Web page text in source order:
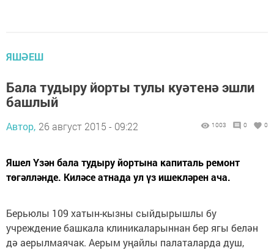
ЯШӘЕШ
Бала тудыру йорты тулы куәтенә эшли
башлый
Автор, 26 август 2015 - 09:22 1003 0 0
Яшел Үзән бала тудыру йортына капиталь ремонт
төгәлләнде. Киләсе атнада ул үз ишекләрен ача.
Берьюлы 109 хатын-кызны сыйдырышлы бу
учреждение башкала клиникаларыннан бер ягы белән
дә аерылмаячак. Аерым уңайлы палаталарда душ,